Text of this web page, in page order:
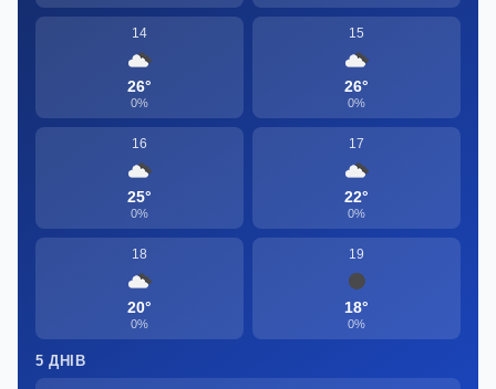
14
26°
0%
15
26°
0%
16
25°
0%
17
22°
0%
18
20°
0%
19
18°
0%
5 ДНІВ